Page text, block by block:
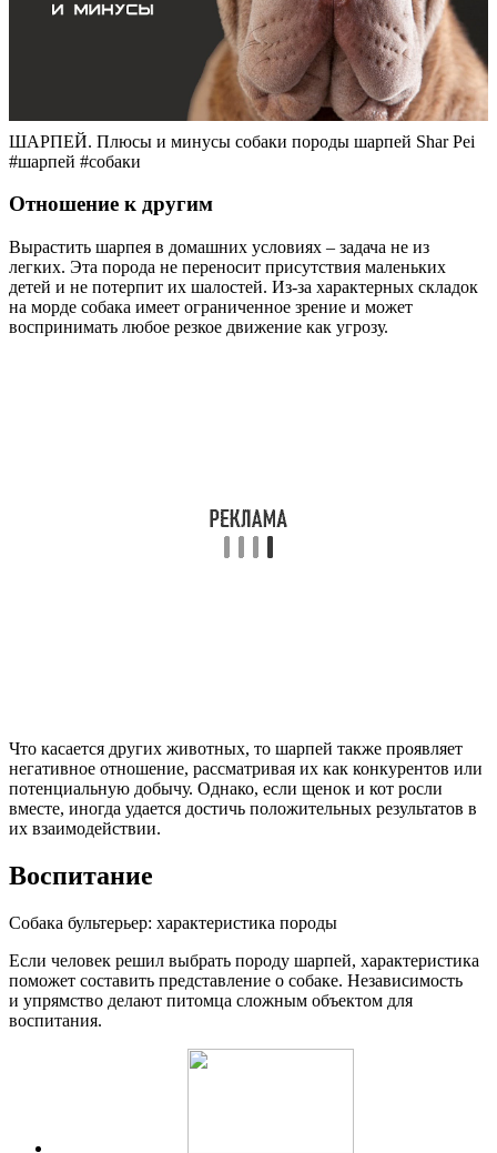
ШАРПЕЙ. Плюсы и минусы собаки породы шарпей Shar Pei
#шарпей #собаки
Отношение к другим
Вырастить шарпея в домашних условиях – задача не из
легких. Эта порода не переносит присутствия маленьких
детей и не потерпит их шалостей. Из-за характерных складок
на морде собака имеет ограниченное зрение и может
воспринимать любое резкое движение как угрозу.
Что касается других животных, то шарпей также проявляет
негативное отношение, рассматривая их как конкурентов или
потенциальную добычу. Однако, если щенок и кот росли
вместе, иногда удается достичь положительных результатов в
их взаимодействии.
Воспитание
Собака бультерьер: характеристика породы
Если человек решил выбрать породу шарпей, характеристика
поможет составить представление о собаке. Независимость
и упрямство делают питомца сложным объектом для
воспитания.